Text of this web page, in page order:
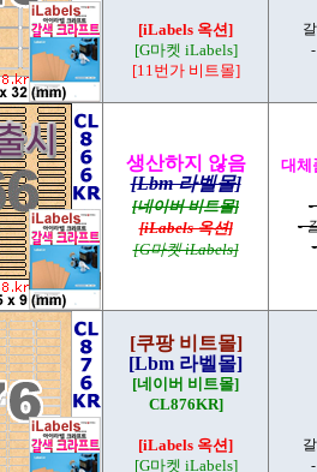
[iLabels 옥션]
[G마켓 iLabels]
[11번가 비트몰]
생산하지 않음
[Lbm 라벨몰]
[네이버 비트몰]
[iLabels 옥션]
[G마켓 iLabels]
대체
-
[쿠팡 비트몰]
[Lbm 라벨몰]
[네이버 비트몰]
CL876KR]
[iLabels 옥션]
[G마켓 iLabels]